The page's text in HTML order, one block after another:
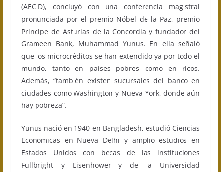
(AECID), concluyó con una conferencia magistral
pronunciada por el premio Nóbel de la Paz, premio
Príncipe de Asturias de la Concordia y fundador del
Grameen Bank, Muhammad Yunus. En ella señaló
que los microcréditos se han extendido ya por todo el
mundo, tanto en países pobres como en ricos.
Además, “también existen sucursales del banco en
ciudades como Washington y Nueva York, donde aún
hay pobreza”.
Yunus nació en 1940 en Bangladesh, estudió Ciencias
Económicas en Nueva Delhi y amplió estudios en
Estados Unidos con becas de las instituciones
Fullbright y Eisenhower y de la Universidad